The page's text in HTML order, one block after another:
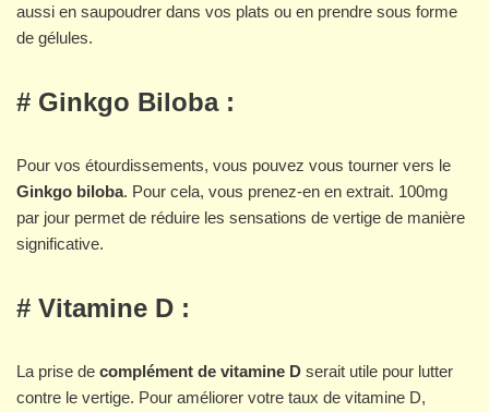
aussi en saupoudrer dans vos plats ou en prendre sous forme
de gélules.
# Ginkgo Biloba :
Pour vos étourdissements, vous pouvez vous tourner vers le
Ginkgo biloba. Pour cela, vous prenez-en en extrait. 100mg
par jour permet de réduire les sensations de vertige de manière
significative.
# Vitamine D :
La prise de complément de vitamine D serait utile pour lutter
contre le vertige. Pour améliorer votre taux de vitamine D,